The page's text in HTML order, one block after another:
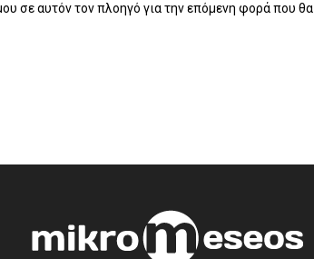
σε αυτόν τον πλοηγό για την επόμενη φορά που θα